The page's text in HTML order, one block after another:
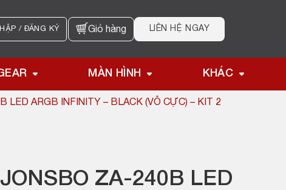
/ ĐĂNG KÝ Giỏ hàng LIÊN HỆ NGAY
MÀN HÌNH KHÁC
LED ARGB INFINITY – BLACK (VÔ CỰC) – KIT 2
ZA-240B LED